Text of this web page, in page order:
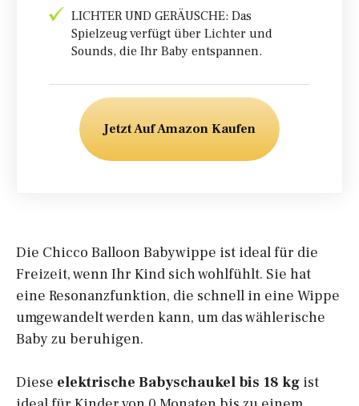
LICHTER UND GERÄUSCHE: Das
Spielzeug verfügt über Lichter und
Sounds, die Ihr Baby entspannen.
Jetzt Auf Amazon Kaufen
Die Chicco Balloon Babywippe ist ideal für die
Freizeit, wenn Ihr Kind sich wohlfühlt. Sie hat
eine Resonanzfunktion, die schnell in eine Wippe
umgewandelt werden kann, um das wählerische
Baby zu beruhigen.
Diese elektrische Babyschaukel bis 18 kg ist